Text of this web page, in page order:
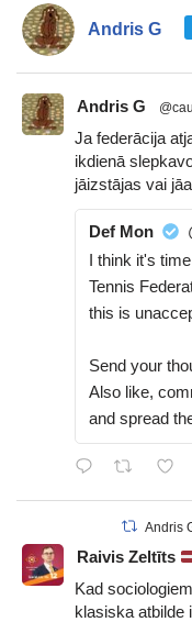
Andris G
Andris G
Ja federācija
ikdienā
jāizstājas vai
Def Mon
I think it's
Tennis
this is
Send your
Also like,
and spread
Andris
Raivis Zeltīts
Kad
klasiska atbilde